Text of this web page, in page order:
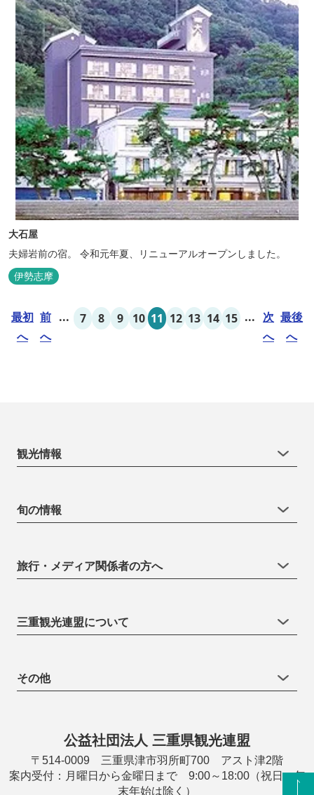
大石屋
夫婦岩前の宿。 令和元年夏、リニューアルオープンしました。
伊勢志摩
最初
へ
前
へ
... 7 8 9 10 11 12 13 14 15 ... 次
へ
最後
へ
観光情報
旬の情報
旅行・メディア関係者の方へ
三重観光連盟について
その他
公益社団法人 三重県観光連盟
〒514-0009 三重県津市羽所町700 アスト津2階
案内受付：月曜日から金曜日まで 9:00～18:00（祝日・年
末年始は除く）